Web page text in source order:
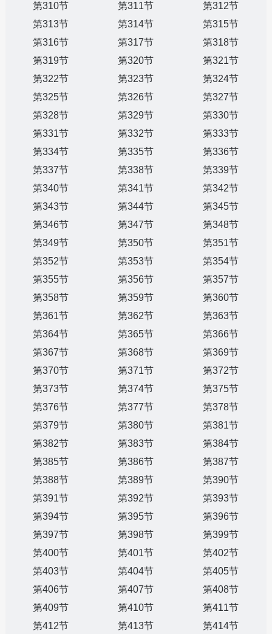
第310节
第311节
第312节
第313节
第314节
第315节
第316节
第317节
第318节
第319节
第320节
第321节
第322节
第323节
第324节
第325节
第326节
第327节
第328节
第329节
第330节
第331节
第332节
第333节
第334节
第335节
第336节
第337节
第338节
第339节
第340节
第341节
第342节
第343节
第344节
第345节
第346节
第347节
第348节
第349节
第350节
第351节
第352节
第353节
第354节
第355节
第356节
第357节
第358节
第359节
第360节
第361节
第362节
第363节
第364节
第365节
第366节
第367节
第368节
第369节
第370节
第371节
第372节
第373节
第374节
第375节
第376节
第377节
第378节
第379节
第380节
第381节
第382节
第383节
第384节
第385节
第386节
第387节
第388节
第389节
第390节
第391节
第392节
第393节
第394节
第395节
第396节
第397节
第398节
第399节
第400节
第401节
第402节
第403节
第404节
第405节
第406节
第407节
第408节
第409节
第410节
第411节
第412节
第413节 第414节